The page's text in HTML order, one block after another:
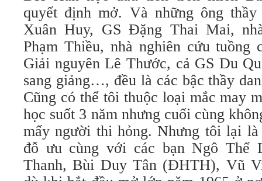
quyết định mở. Và những ông
Xuân Huy, GS Đặng Thai Mai,
Phạm Thiều, nhà nghiên cứu tuồng
Giải nguyên Lê Thước, cả GS Du
sang giảng…, đều là các bậc thầy
Cũng có thể tôi thuộc loại mắc may
học suốt 3 năm nhưng cuối cùng
mấy người thi hỏng. Nhưng tôi lại
đỗ ưu cùng với các bạn Ngô Thế
Thanh, Bùi Duy Tân (ĐHTH), Vũ